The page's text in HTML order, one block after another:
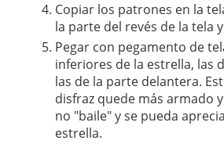
Copiar los patrones en la
la parte del revés de la tela
Pegar con pegamento de
inferiores de la estrella, las
las de la parte delantera.
disfraz quede más armado
no "baile" y se pueda
estrella.